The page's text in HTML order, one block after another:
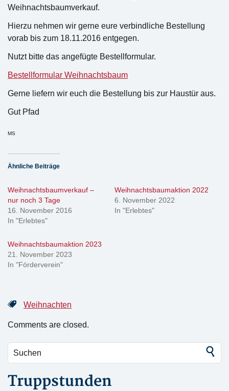
Weihnachtsbaumverkauf.
Hierzu nehmen wir gerne eure verbindliche Bestellung
vorab bis zum 18.11.2016 entgegen.
Nutzt bitte das angefügte Bestellformular.
Bestellformular Weihnachtsbaum
Gerne liefern wir euch die Bestellung bis zur Haustür aus.
Gut Pfad
MS
Ähnliche Beiträge
Weihnachtsbaumverkauf –
nur noch 3 Tage
16. November 2016
In "Erlebtes"
Weihnachtsbaumaktion 2022
6. November 2022
In "Erlebtes"
Weihnachtsbaumaktion 2023
21. November 2023
In "Förderverein"
Weihnachten
Comments are closed.
Truppstunden